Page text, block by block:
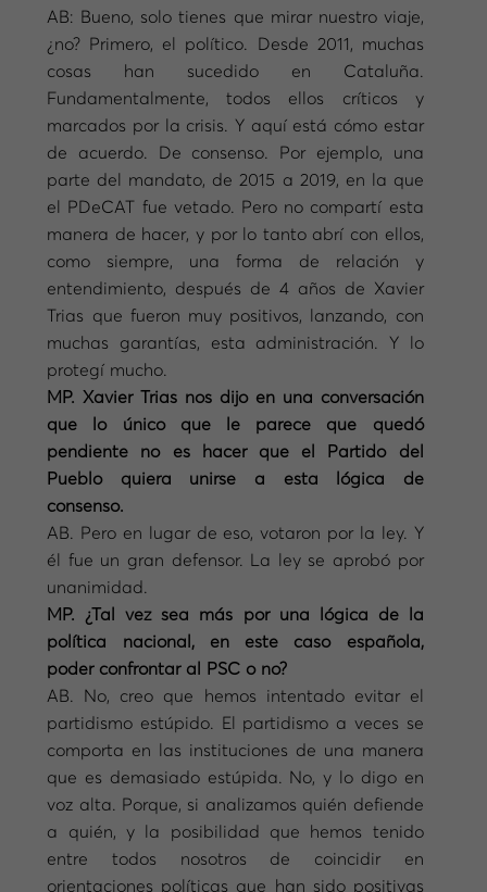
AB: Bueno, solo tienes que mirar nuestro viaje,
¿no? Primero, el político. Desde 2011, muchas
cosas han sucedido en Cataluña.
Fundamentalmente, todos ellos críticos y
marcados por la crisis. Y aquí está cómo estar
de acuerdo. De consenso. Por ejemplo, una
parte del mandato, de 2015 a 2019, en la que
el PDeCAT fue vetado. Pero no compartí esta
manera de hacer, y por lo tanto abrí con ellos,
como siempre, una forma de relación y
entendimiento, después de 4 años de Xavier
Trias que fueron muy positivos, lanzando, con
muchas garantías, esta administración. Y lo
protegí mucho.
MP. Xavier Trias nos dijo en una conversación
que lo único que le parece que quedó
pendiente no es hacer que el Partido del
Pueblo quiera unirse a esta lógica de
consenso.
AB. Pero en lugar de eso, votaron por la ley. Y
él fue un gran defensor. La ley se aprobó por
unanimidad.
MP. ¿Tal vez sea más por una lógica de la
política nacional, en este caso española,
poder confrontar al PSC o no?
AB. No, creo que hemos intentado evitar el
partidismo estúpido. El partidismo a veces se
comporta en las instituciones de una manera
que es demasiado estúpida. No, y lo digo en
voz alta. Porque, si analizamos quién defiende
a quién, y la posibilidad que hemos tenido
entre todos nosotros de coincidir en
orientaciones políticas que han sido positivas